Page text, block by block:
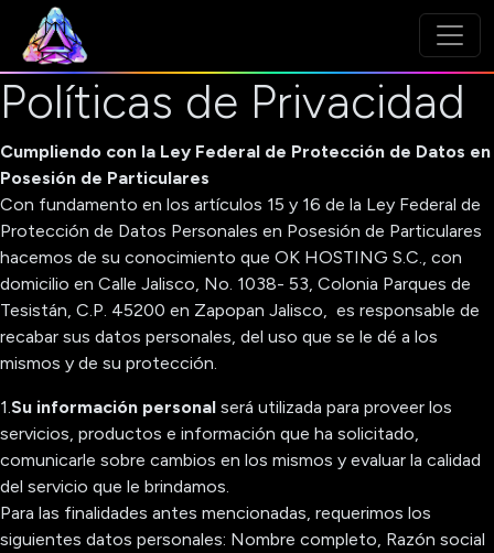
Políticas de Privacidad
Cumpliendo con la Ley Federal de Protección de Datos en
Posesión de Particulares
Con fundamento en los artículos 15 y 16 de la Ley Federal de
Protección de Datos Personales en Posesión de Particulares
hacemos de su conocimiento que OK HOSTING S.C., con
domicilio en Calle Jalisco, No. 1038- 53, Colonia Parques de
Tesistán, C.P. 45200 en Zapopan Jalisco, es responsable de
recabar sus datos personales, del uso que se le dé a los
mismos y de su protección.
1.Su información personal será utilizada para proveer los
servicios, productos e información que ha solicitado,
comunicarle sobre cambios en los mismos y evaluar la calidad
del servicio que le brindamos.
Para las finalidades antes mencionadas, requerimos los
siguientes datos personales: Nombre completo, Razón social